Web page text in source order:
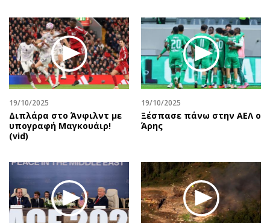
19/10/2025
Διπλάρα στο Άνφιλντ με
υπογραφή Μαγκουάιρ!
(vid)
19/10/2025
Ξέσπασε πάνω στην ΑΕΛ ο
Άρης